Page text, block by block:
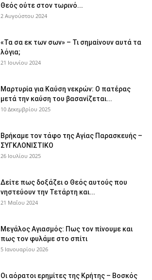
Θεός ούτε στον τωρινό...
2 Αυγούστου 2024
«Τα σα εκ των σων» – Τι σημαίνουν αυτά τα
λόγια;
21 Ιουνίου 2024
Μαρτυρία για Καύση νεκρών: Ο πατέρας
μετά την καύση του βασανίζεται...
10 Δεκεμβρίου 2025
Βρήκαμε τον τάφο της Αγίας Παρασκευής –
ΣΥΓΚΛΟΝΙΣΤΙΚΟ
26 Ιουλίου 2025
Δείτε πως δοξάζει ο Θεός αυτούς που
νηστεύουν την Τετάρτη και...
21 Μαΐου 2024
Μεγάλος Αγιασμός: Πως τον πίνουμε και
πως τον φυλάμε στο σπίτι
5 Ιανουαρίου 2026
Οι αόρατοι ερημίτες της Κρήτης – Βοσκός